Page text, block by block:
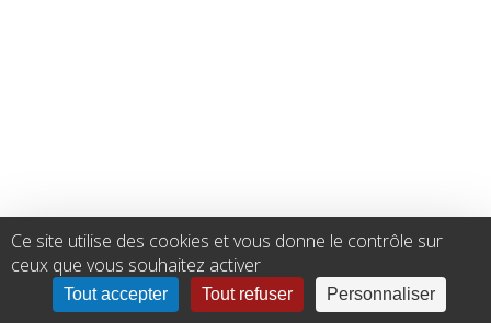
Ce site utilise des cookies et vous donne le contrôle sur
ceux que vous souhaitez activer
Tout accepter Tout refuser Personnaliser